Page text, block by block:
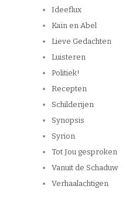
Ideeflux
Kaïn en Abel
Lieve Gedachten
Luisteren
Politiek!
Recepten
Schilderijen
Synopsis
Syrion
Tot Jou gesproken
Vanuit de Schaduw
Verhaalachtigen